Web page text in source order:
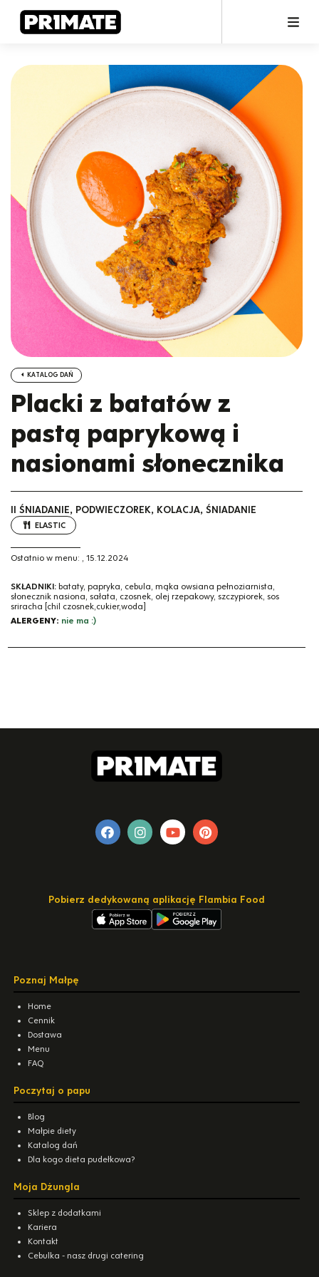
KATALOG DAŃ
Placki z batatów z
pastą paprykową i
nasionami słonecznika
II ŚNIADANIE, PODWIECZOREK, KOLACJA, ŚNIADANIE
ELASTIC
Ostatnio w menu: , 15.12.2024
SKŁADNIKI: bataty, papryka, cebula, mąka owsiana pełnoziarnista,
słonecznik nasiona, sałata, czosnek, olej rzepakowy, szczypiorek, sos
sriracha [chil czosnek,cukier,woda]
ALERGENY: nie ma :)
Pobierz dedykowaną aplikację Flambia Food
Poznaj Małpę
Home
Cennik
Dostawa
Menu
FAQ
Poczytaj o papu
Blog
Małpie diety
Katalog dań
Dla kogo dieta pudełkowa?
Moja Dżungla
Sklep z dodatkami
Kariera
Kontakt
Cebulka - nasz drugi catering